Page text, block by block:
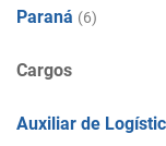
Paraná (6)
Cargos
Auxiliar de